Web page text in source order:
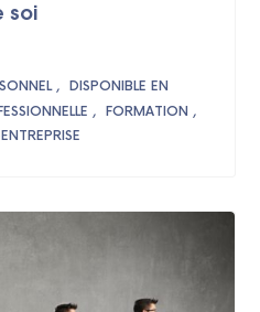
soi
DISPONIBLE EN
FORMATION